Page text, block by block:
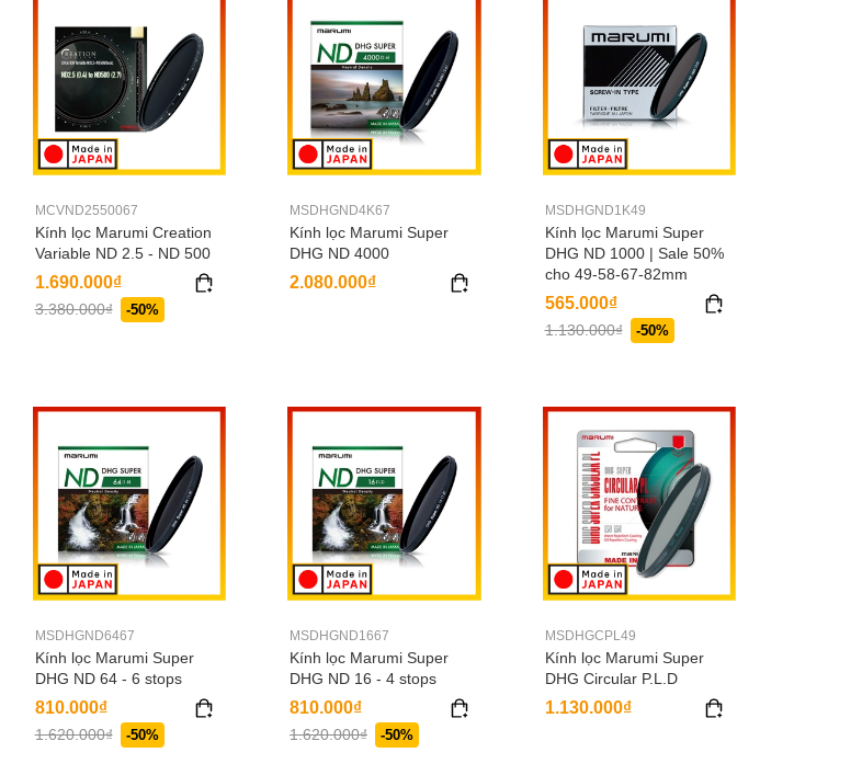
MCVND2550067
Kính lọc Marumi Creation
Variable ND 2.5 - ND 500
1.690.000₫
3.380.000₫ -50%
MSDHGND4K67
Kính lọc Marumi Super
DHG ND 4000
2.080.000₫
MSDHGND1K49
Kính lọc Marumi Super
DHG ND 1000 | Sale 50%
cho 49-58-67-82mm
565.000₫
1.130.000₫ -50%
MSDHGND6467
Kính lọc Marumi Super
DHG ND 64 - 6 stops
810.000₫
1.620.000₫ -50%
MSDHGND1667
Kính lọc Marumi Super
DHG ND 16 - 4 stops
810.000₫
1.620.000₫ -50%
MSDHGCPL49
Kính lọc Marumi Super
DHG Circular P.L.D
1.130.000₫